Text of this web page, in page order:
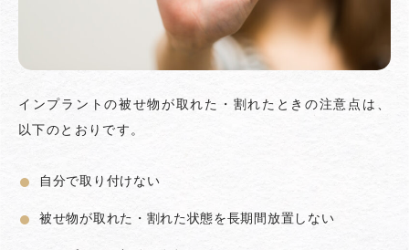
インプラントの被せ物が取れた・割れたときの注意点は、
以下のとおりです。
自分で取り付けない
被せ物が取れた・割れた状態を長期間放置しない